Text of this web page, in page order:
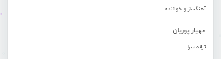
آهنگساز و خواننده
مهیار پوریان
ترانه سرا